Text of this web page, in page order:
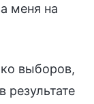
меня на
выборов,
результате